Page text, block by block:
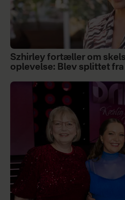
Szhirley fortæller om
oplevelse: Blev splittet fra